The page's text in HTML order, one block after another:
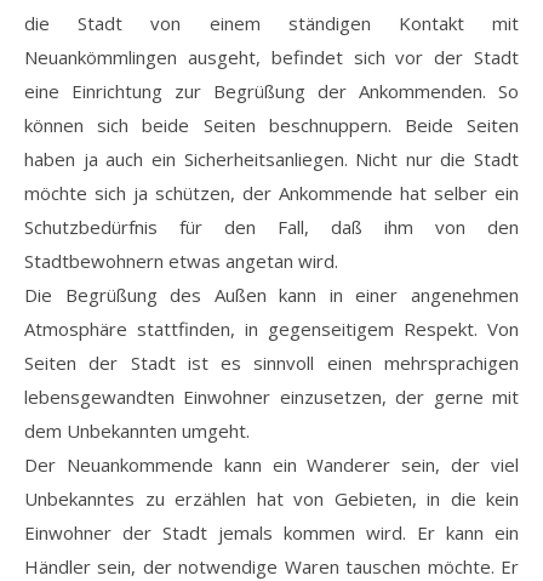
die Stadt von einem ständigen Kontakt mit
Neuankömmlingen ausgeht, befindet sich vor der Stadt
eine Einrichtung zur Begrüßung der Ankommenden. So
können sich beide Seiten beschnuppern. Beide Seiten
haben ja auch ein Sicherheitsanliegen. Nicht nur die Stadt
möchte sich ja schützen, der Ankommende hat selber ein
Schutzbedürfnis für den Fall, daß ihm von den
Stadtbewohnern etwas angetan wird.
Die Begrüßung des Außen kann in einer angenehmen
Atmosphäre stattfinden, in gegenseitigem Respekt. Von
Seiten der Stadt ist es sinnvoll einen mehrsprachigen
lebensgewandten Einwohner einzusetzen, der gerne mit
dem Unbekannten umgeht.
Der Neuankommende kann ein Wanderer sein, der viel
Unbekanntes zu erzählen hat von Gebieten, in die kein
Einwohner der Stadt jemals kommen wird. Er kann ein
Händler sein, der notwendige Waren tauschen möchte. Er